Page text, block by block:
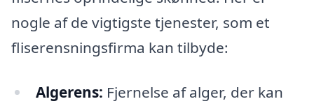
nogle af de vigtigste tjenester, som et
fliserensningsfirma kan tilbyde:
Algerens: Fjernelse af alger, der kan